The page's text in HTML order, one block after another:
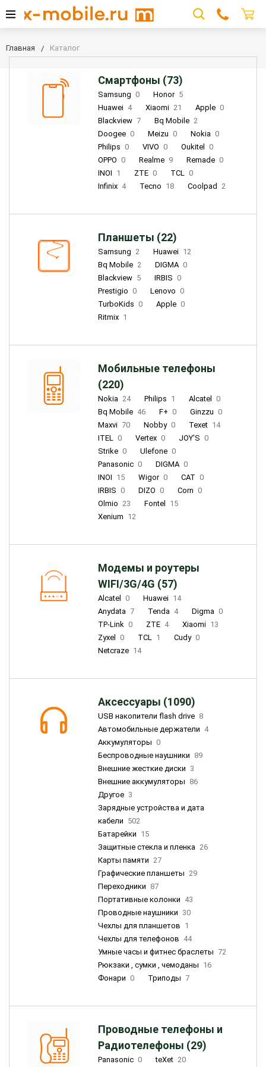
Главная Каталог
Смартфоны (73)
Samsung 0 Honor 5
Huawei 4 Xiaomi 21 Apple 0
Blackview 7 Bq Mobile 2
Doogee 0 Meizu 0 Nokia 0
Philips 0 VIVO 0 Oukitel
0
OPPO 0 Realme 9 Remade 0
INOI 1 ZTE 0 TCL 0
Infinix 4 Tecno 18 Coolpad 2
Планшеты (22)
Samsung 2 Huawei 12
Bq Mobile 2 DIGMA 0
Blackview 5 IRBIS 0
Prestigio 0 Lenovo 0
TurboKids 0 Apple 0
Ritmix 1
Мобильные телефоны
(220)
Nokia 24 Philips 1 Alcatel
0
Bq Mobile 46 F+ 0 Ginzzu 0
Maxvi 70 Nobby 0 Texet 14
ITEL 0 Vertex 0 JOY'S 0
Strike 0 Ulefone 0
Panasonic 0 DIGMA 0
INOI 15 Wigor 0 CAT 0
IRBIS 0 DIZO 0 Corn 0
Olmio 23 Fontel
15
Xenium 12
Модемы и роутеры
WIFI/3G/4G (57)
Alcatel 0 Huawei 14
Anydata 7 Tenda 4 Digma 0
TP-Link 0 ZTE 4 Xiaomi 13
Zyxel
0 TCL 1 Cudy 0
Netcraze 14
Аксессуары (1090)
USB накопители flash drive 8
Автомобильные держатели 4
Аккумуляторы 0
Беспроводные наушники 89
Внешние жесткие диски 3
Внешние аккумуляторы 86
Другое 3
Зарядные устройства и дата
кабели 502
Батарейки 15
Защитные стекла и пленка 26
Карты памяти 27
Графические планшеты 29
Переходники 87
Портативные колонки 43
Проводные наушники 30
Чехлы для планшетов 1
Чехлы для телефонов 44
Умные часы и фитнес браслеты 72
Рюкзаки , сумки , чемоданы 16
Фонари 0 Триподы 7
Проводные телефоны и
Радиотелефоны (29)
Panasonic 0 teXet 20